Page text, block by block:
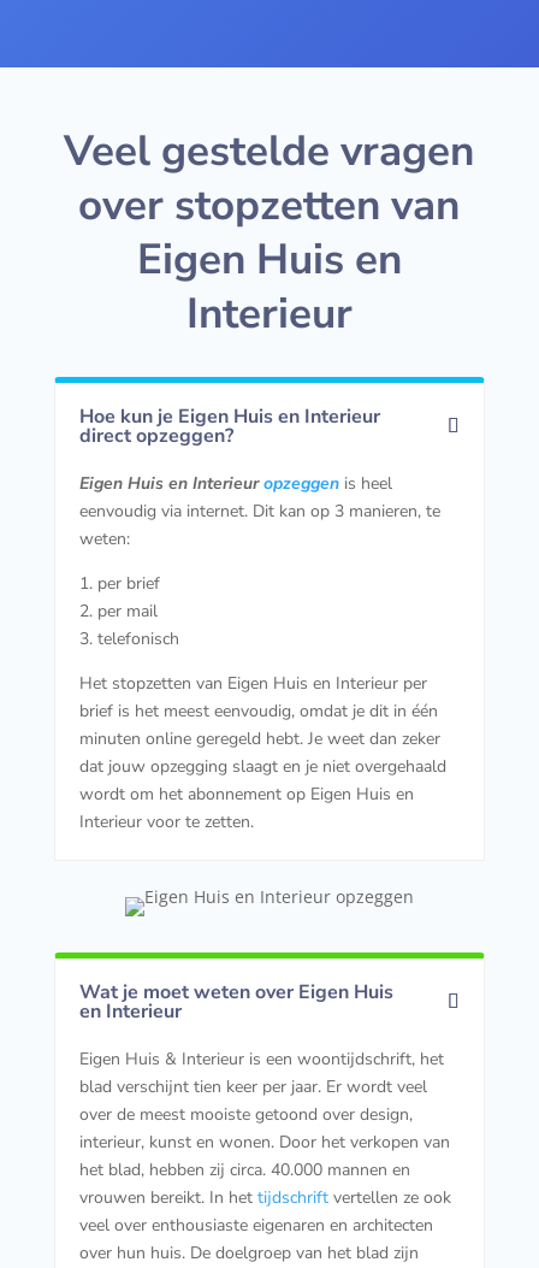
Veel gestelde vragen
over stopzetten van
Eigen Huis en
Interieur
Hoe kun je Eigen Huis en Interieur
direct opzeggen?
Eigen Huis en Interieuropzeggen is heel
eenvoudig via internet. Dit kan op 3 manieren, te
weten:
1. per brief
2. per mail
3. telefonisch
Het stopzetten van Eigen Huis en Interieur per
brief is het meest eenvoudig, omdat je dit in één
minuten online geregeld hebt. Je weet dan zeker
dat jouw opzegging slaagt en je niet overgehaald
wordt om het abonnement op Eigen Huis en
Interieur voor te zetten.
Wat je moet weten over Eigen Huis
en Interieur
Eigen Huis & Interieur is een woontijdschrift, het
blad verschijnt tien keer per jaar. Er wordt veel
over de meest mooiste getoond over design,
interieur, kunst en wonen. Door het verkopen van
het blad, hebben zij circa. 40.000 mannen en
vrouwen bereikt. In het tijdschriftvertellen ze ook
veel over enthousiaste eigenaren en architecten
over hun huis. De doelgroep van het blad zijn